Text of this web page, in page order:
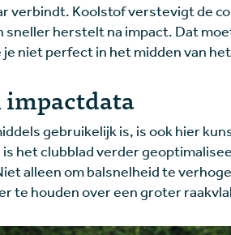
verbindt. Koolstof verstevigt de
sneller herstelt na impact. Dat
je niet perfect in het midden van
impactdata
gebruikelijk is, is ook hier
het clubblad verder
alleen om balsnelheid te
te houden over een groter